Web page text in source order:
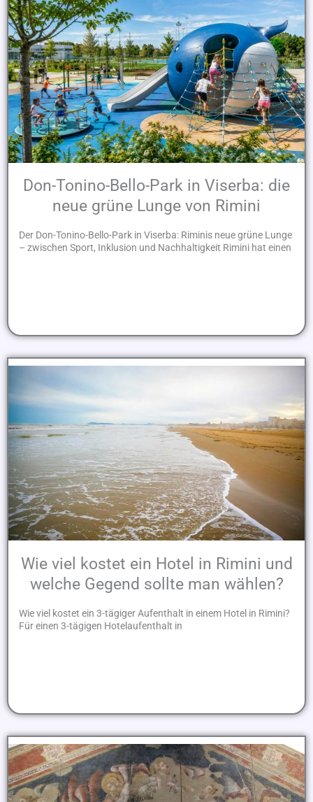
Don-Tonino-Bello-Park in Viserba: die
neue grüne Lunge von Rimini
Der Don-Tonino-Bello-Park in Viserba: Riminis neue grüne Lunge
– zwischen Sport, Inklusion und Nachhaltigkeit Rimini hat einen
Wie viel kostet ein Hotel in Rimini und
welche Gegend sollte man wählen?
Wie viel kostet ein 3-tägiger Aufenthalt in einem Hotel in Rimini?
Für einen 3-tägigen Hotelaufenthalt in